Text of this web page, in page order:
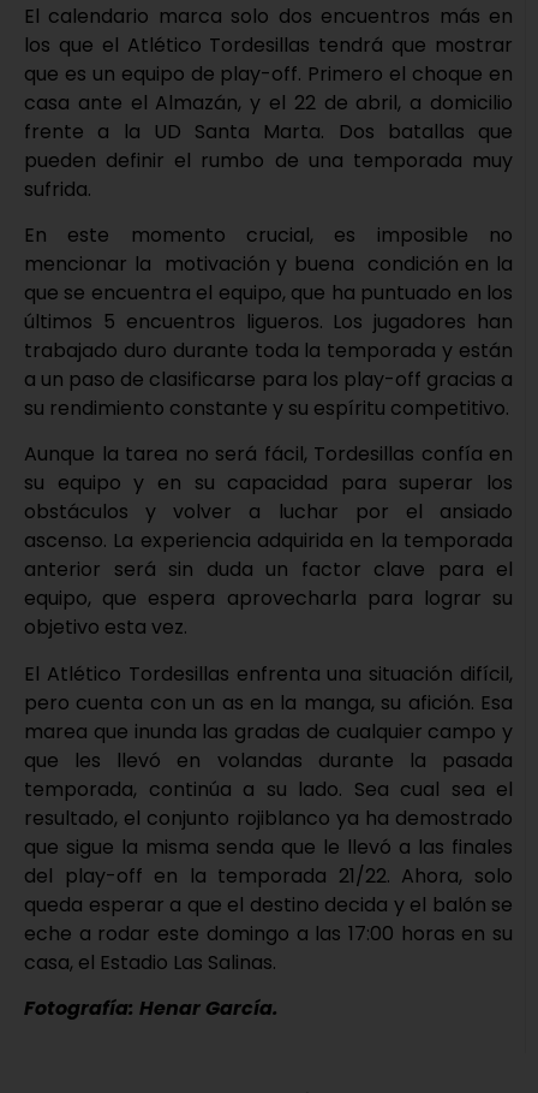
El calendario marca solo dos encuentros más en
los que el Atlético Tordesillas tendrá que mostrar
que es un equipo de play-off. Primero el choque en
casa ante el Almazán, y el 22 de abril, a domicilio
frente a la UD Santa Marta. Dos batallas que
pueden definir el rumbo de una temporada muy
sufrida.
En este momento crucial, es imposible no
mencionar la motivación y buena condición en la
que se encuentra el equipo, que ha puntuado en los
últimos 5 encuentros ligueros. Los jugadores han
trabajado duro durante toda la temporada y están
a un paso de clasificarse para los play-off gracias a
su rendimiento constante y su espíritu competitivo.
Aunque la tarea no será fácil, Tordesillas confía en
su equipo y en su capacidad para superar los
obstáculos y volver a luchar por el ansiado
ascenso. La experiencia adquirida en la temporada
anterior será sin duda un factor clave para el
equipo, que espera aprovecharla para lograr su
objetivo esta vez.
El Atlético Tordesillas enfrenta una situación difícil,
pero cuenta con un as en la manga, su afición. Esa
marea que inunda las gradas de cualquier campo y
que les llevó en volandas durante la pasada
temporada, continúa a su lado. Sea cual sea el
resultado, el conjunto rojiblanco ya ha demostrado
que sigue la misma senda que le llevó a las finales
del play-off en la temporada 21/22. Ahora, solo
queda esperar a que el destino decida y el balón se
eche a rodar este domingo a las 17:00 horas en su
casa, el Estadio Las Salinas.
Fotografía: Henar García.